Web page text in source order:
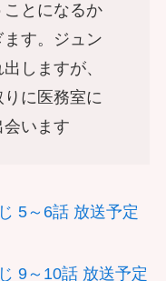
とになるか
す。ジュン
しますが、
に医務室に
います
5～6話 放送予定
9～10話 放送予定